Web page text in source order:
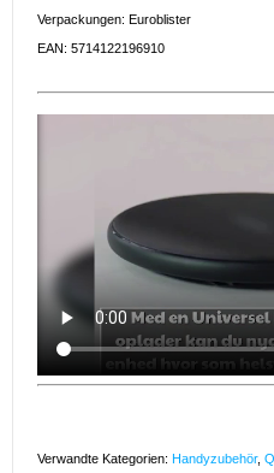
Verpackungen: Euroblister
EAN: 5714122196910
Verwandte Kategorien: Handyzubehör,